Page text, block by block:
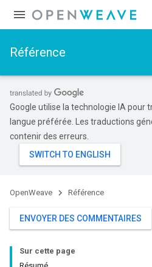
Référence
Google utilise la technologie IA pour
langue préférée. Les traductions
contenir des erreurs.
OpenWeave Référence
ENVOYER DES COMMENTAIRES
Sur cette page